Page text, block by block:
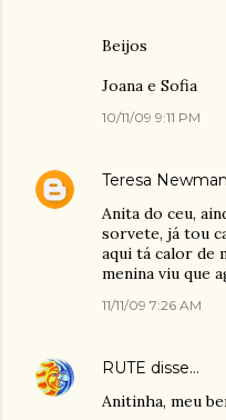
Beijos
Joana e Sofia
10/11/09 9:11 PM
Teresa Newman
Anita do ceu,
sorvete, já tou
aqui tá calor de
menina viu que
11/11/09 7:26 AM
RUTE disse…
Anitinha, meu